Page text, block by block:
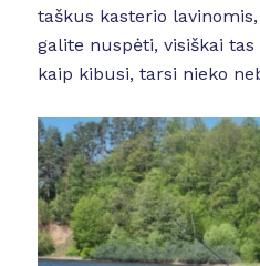
taškus kasterio
galite nuspėti, visiškai
kaip kibusi, tarsi nieko